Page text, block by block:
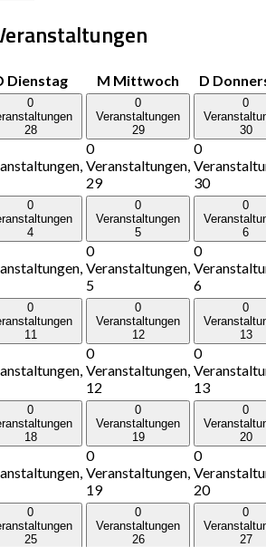
Dienstag M Mittwoch D
0
28
0
Veranstaltungen
29
0
Veranstaltungen,
29
0
30
0
30
0
4
0
Veranstaltungen
5
0
Veranstaltungen,
5
0
6
0
6
0
11
0
Veranstaltungen
12
0
Veranstaltungen,
12
0
13
0
13
0
18
0
Veranstaltungen
19
0
Veranstaltungen,
19
0
20
0
20
0
25
0
Veranstaltungen
26
0
27